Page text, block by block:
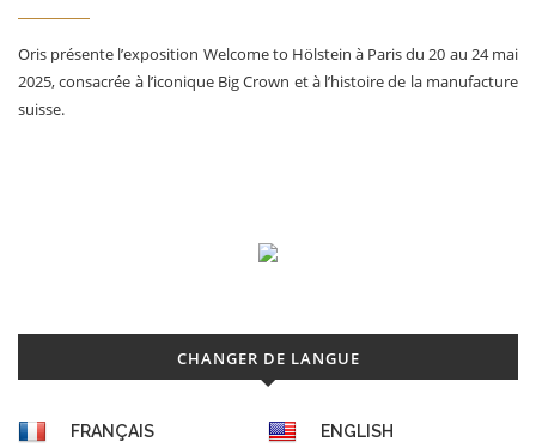
Oris présente l’exposition Welcome to Hölstein à Paris du 20 au 24 mai
2025, consacrée à l’iconique Big Crown et à l’histoire de la manufacture
suisse.
CHANGER DE LANGUE
FRANÇAIS
ENGLISH